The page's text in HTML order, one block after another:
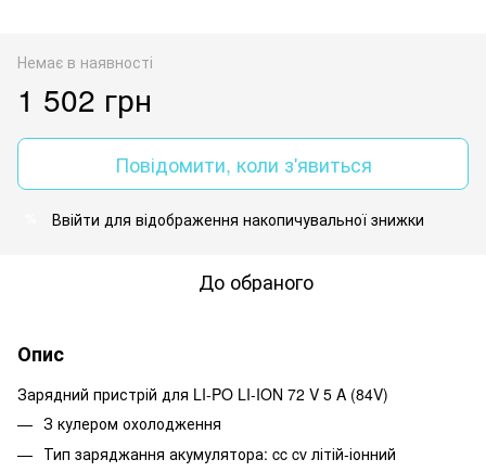
Немає в наявності
1 502 грн
Повідомити, коли з'явиться
Ввійти для відображення накопичувальної знижки
До обраного
Опис
Зарядний пристрій для LI-PO LI-ION 72 V 5 A (84V)
З кулером охолодження
Тип заряджання акумулятора: cc cv літій-іонний